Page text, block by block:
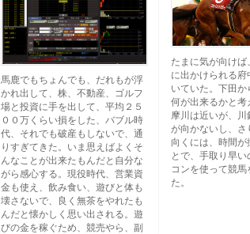
馬鹿でもちょんでも、だれもが浮
かれ出して、株、不動産、ゴルフ
場と投資に手を出して、平均２５
００万くらい損をした、バブル時
代、それでも破産もしないで、通
りすぎてきた。いま思えばよくそ
んなことが出来たもんだと自分な
がら感心する。現役時代、営業資
金も使え、飲み食い、遊びと体も
壊さないで、良く無茶をやれたも
んだと懐かしく思い出される。遊
びの金を稼ぐため、競売やら、副
たまに気が向けば
に出かけられる府
いていた。下田か
何が出来るかと考
摩川は近いが、
が向かないし、さ
向くには、時間が
とで、手取り早い
コンを使って競馬
た。